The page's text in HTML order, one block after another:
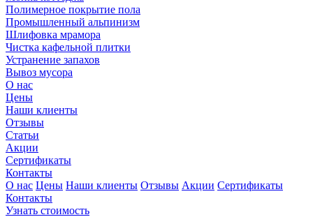
Полимерное покрытие пола
Промышленный альпинизм
Шлифовка мрамора
Чистка кафельной плитки
Устранение запахов
Вывоз мусора
О нас
Цены
Наши клиенты
Отзывы
Статьи
Акции
Сертификаты
Контакты
О нас Цены Наши клиенты Отзывы Акции Сертификаты
Контакты
Узнать стоимость